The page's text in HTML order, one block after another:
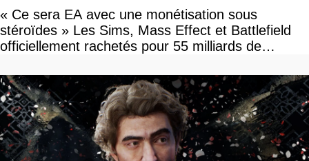
« Ce sera EA avec une monétisation sous
stéroïdes » Les Sims, Mass Effect et Battlefield
officiellement rachetés pour 55 milliards de